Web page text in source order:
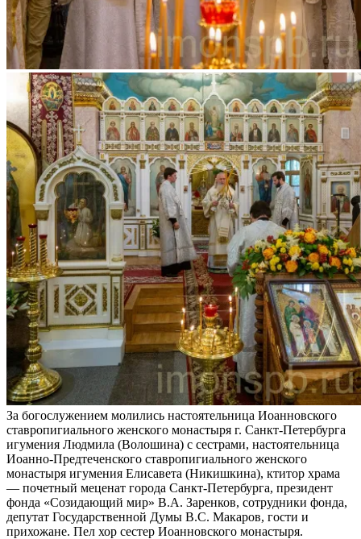
За богослужением молились настоятельница Иоанновского
ставропигиального женского монастыря г. Санкт-Петербурга
игумения Людмила (Волошина) с сестрами, настоятельница
Иоанно-Предтеченского ставропигиального женского
монастыря игумения Елисавета (Никишкина), ктитор храма
— почетный меценат города Санкт-Петербурга, президент
фонда «Созидающий мир» В.А. Заренков, сотрудники фонда,
депутат Государственной Думы В.C. Макаров, гости и
прихожане. Пел хор сестер Иоанновского монастыря.